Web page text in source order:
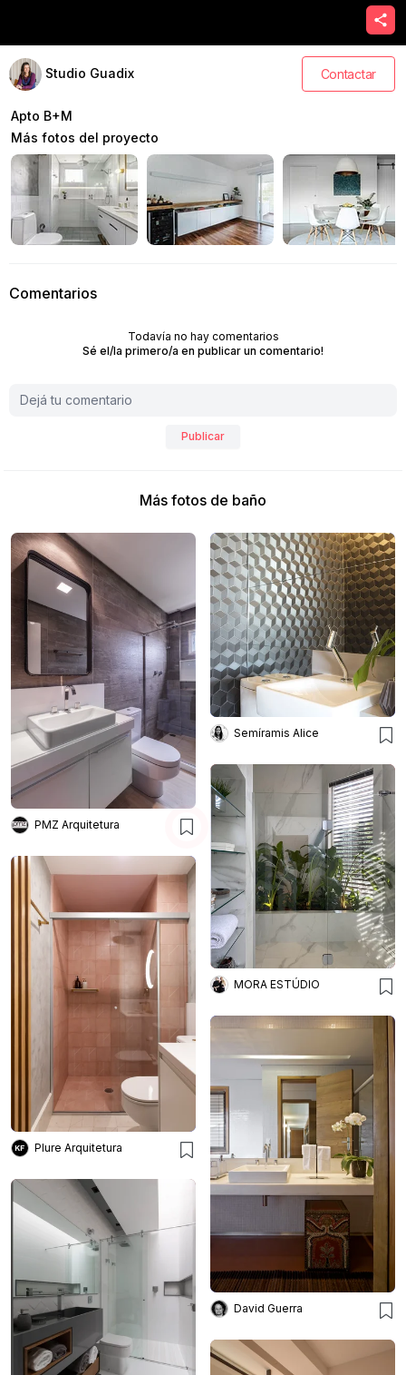
Studio Guadix Contactar
Apto B+M
Más fotos del proyecto
Comentarios
Todavía no hay comentarios
Sé el/la primero/a en publicar un comentario!
Publicar
Más fotos de baño
PMZ Arquitetura
Semíramis Alice
MORA ESTÚDIO
Plure Arquitetura
David Guerra